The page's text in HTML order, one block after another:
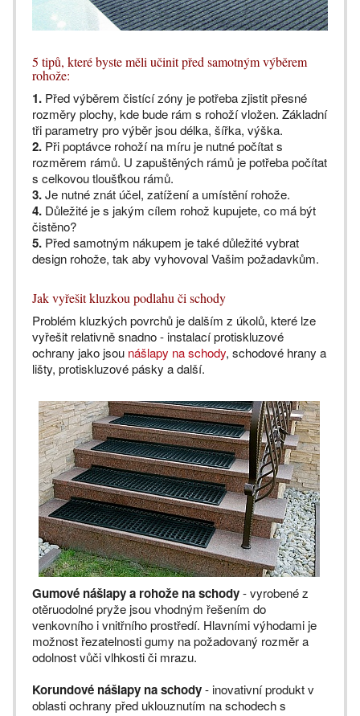
5 tipů, které byste měli učinit před samotným výběrem
rohože:
1. Před výběrem čistící zóny je potřeba zjistit přesné
rozměry plochy, kde bude rám s rohoží vložen. Základní
tři parametry pro výběr jsou délka, šířka, výška.
2. Při poptávce rohoží na míru je nutné počítat s
rozměrem rámů. U zapuštěných rámů je potřeba počítat
s celkovou tloušťkou rámů.
3.Je nutné znát účel, zatížení a umístění rohože.
4. Důležité je s jakým cílem rohož kupujete, co má být
čistěno?
5. Před samotným nákupem je také důležité vybrat
design rohože, tak aby vyhovoval Vašim požadavkům.
Jak vyřešit kluzkou podlahu či schody
Problém kluzkých povrchů je dalším z úkolů, které lze
vyřešit relativně snadno - instalací protiskluzové
ochrany jako jsou nášlapy na schody, schodové hrany a
lišty, protiskluzové pásky a další.
Gumové nášlapy a rohože na schody- vyrobené z
otěruodolné pryže jsou vhodným řešením do
venkovního i vnitřního prostředí. Hlavními výhodami je
možnost řezatelnosti gumy na požadovaný rozměr a
odolnost vůči vlhkosti či mrazu.
Korundové nášlapy na schody- inovativní produkt v
oblasti ochrany před uklouznutím na schodech s